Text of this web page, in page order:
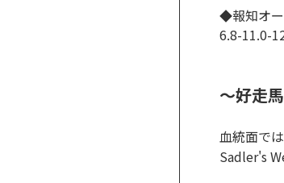
◆報知オ
6.8-11.0-
～好走
血統面で
Sadler's